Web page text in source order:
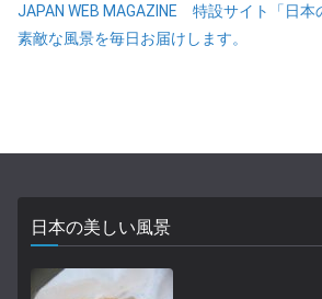
JAPAN WEB MAGAZINE 特設サイト「日
素敵な風景を毎日お届けします。
日本の美しい風景